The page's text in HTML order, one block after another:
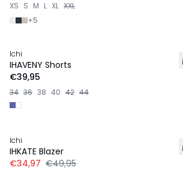
XS S M L XL XXL
+5
NEU
Ichi
IHAVENY Shorts
€39,95
34 36 38 40 42 44
Ichi
IHKATE Blazer
€34,97 €49,95